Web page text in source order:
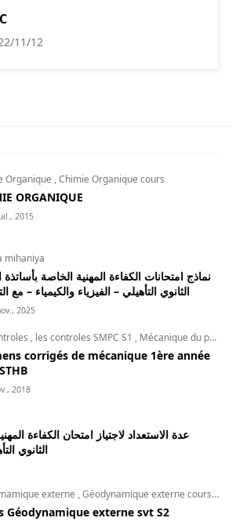
11/12
Organique ,Chimie Organique cours
ORGANIQUE
2015
mihaniya
نماذج امتحانات الكفاءة المهنية الخاصة بأساتذة
الثانوي التأهيلي – الفيزياء والكيمياء – مع
2025
, les controles SMPC S1 , Mécanique du point
corrigés de mécanique 1ère année
2018
عدة الاستعداد لاجتياز امتحان الكفاءة
الثانوي
externe ,Géodynamique externe cours ,
Géodynamique externe svt S2